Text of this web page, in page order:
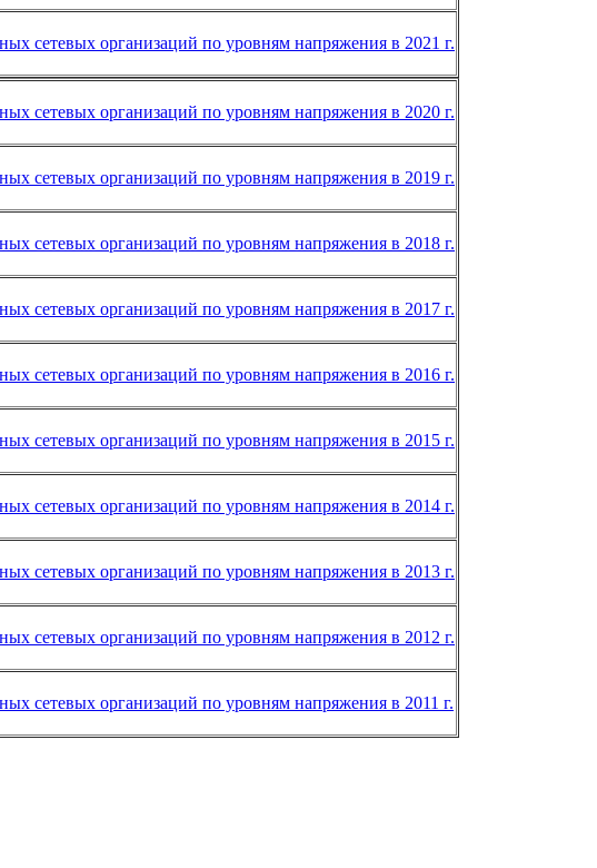
сетевых организаций по уровням напряжения в 2021 г.
сетевых организаций по уровням напряжения в 2020 г.
сетевых организаций по уровням напряжения в 2019 г.
сетевых организаций по уровням напряжения в 2018 г.
сетевых организаций по уровням напряжения в 2017 г.
сетевых организаций по уровням напряжения в 2016 г.
сетевых организаций по уровням напряжения в 2015 г.
сетевых организаций по уровням напряжения в 2014 г.
сетевых организаций по уровням напряжения в 2013 г.
сетевых организаций по уровням напряжения в 2012 г.
сетевых организаций по уровням напряжения в 2011 г.